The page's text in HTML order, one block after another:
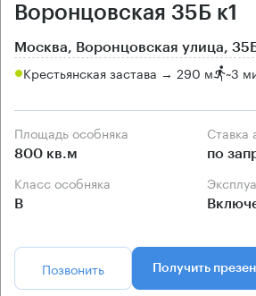
Воронцовская 35Б к1
Москва, Воронцовская улица, 35Б
Крестьянская застава → 290 м ~3
Площадь особняка
800 кв.м по
Класс особняка
B
Позвонить Получить